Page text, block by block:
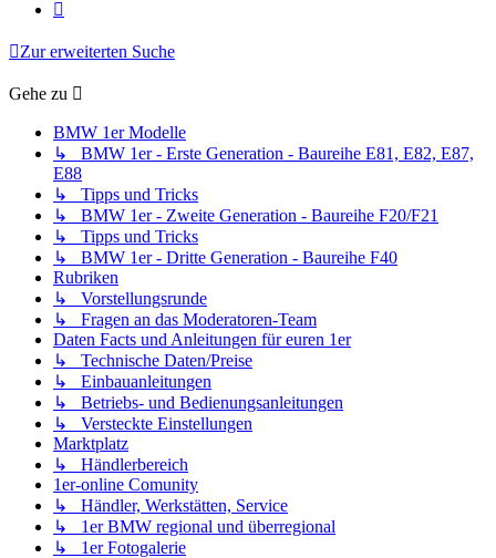
Zur erweiterten Suche
Gehe zu
BMW 1er Modelle
↳ BMW 1er - Erste Generation - Baureihe E81, E82, E87,
E88
↳ Tipps und Tricks
↳ BMW 1er - Zweite Generation - Baureihe F20/F21
↳ Tipps und Tricks
↳ BMW 1er - Dritte Generation - Baureihe F40
Rubriken
↳ Vorstellungsrunde
↳ Fragen an das Moderatoren-Team
Daten Facts und Anleitungen für euren 1er
↳ Technische Daten/Preise
↳ Einbauanleitungen
↳ Betriebs- und Bedienungsanleitungen
↳ Versteckte Einstellungen
Marktplatz
↳ Händlerbereich
1er-online Comunity
↳ Händler, Werkstätten, Service
↳ 1er BMW regional und überregional
↳ 1er Fotogalerie